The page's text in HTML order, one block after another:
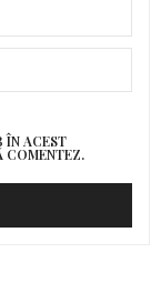
ÎN ACEST
COMENTEZ.